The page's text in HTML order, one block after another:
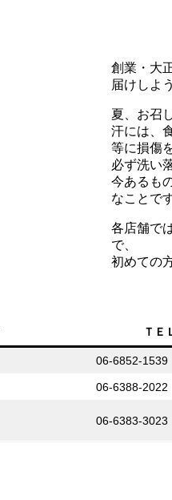
創業・大
届けしよ
夏、お召
汗には、
等に損傷
必ず洗い
今あるも
なことです
各店舗で
で、
初めての
ＴＥ
06-6852-1539
06-6388-2022
06-6383-3023